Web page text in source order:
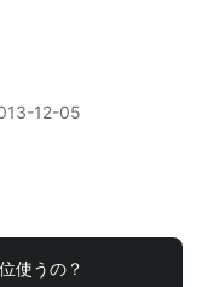
12-05
使うの？